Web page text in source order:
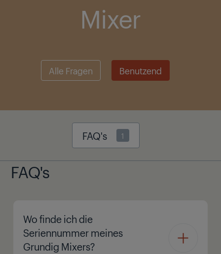
Mixer
Alle Fragen Benutzend
FAQ's 1
FAQ's
Wo finde ich die
Seriennummer meines
Grundig Mixers?